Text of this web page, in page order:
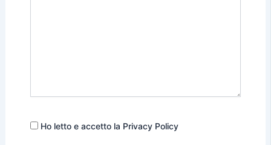
Ho letto e accetto la Privacy Policy